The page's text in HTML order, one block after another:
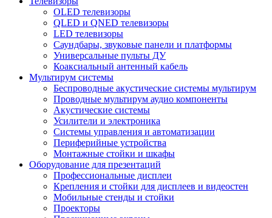
OLED телевизоры
QLED и QNED телевизоры
LED телевизоры
Саундбары, звуковые панели и платформы
Универсальные пульты ДУ
Коаксиальный антенный кабель
Мультирум системы
Беспроводные акустические системы мультирум
Проводные мультирум аудио компоненты
Акустические системы
Усилители и электроника
Системы управления и автоматизации
Периферийные устройства
Монтажные стойки и шкафы
Оборудование для презентаций
Профессиональные дисплеи
Крепления и стойки для дисплеев и видеостен
Мобильные стенды и стойки
Проекторы